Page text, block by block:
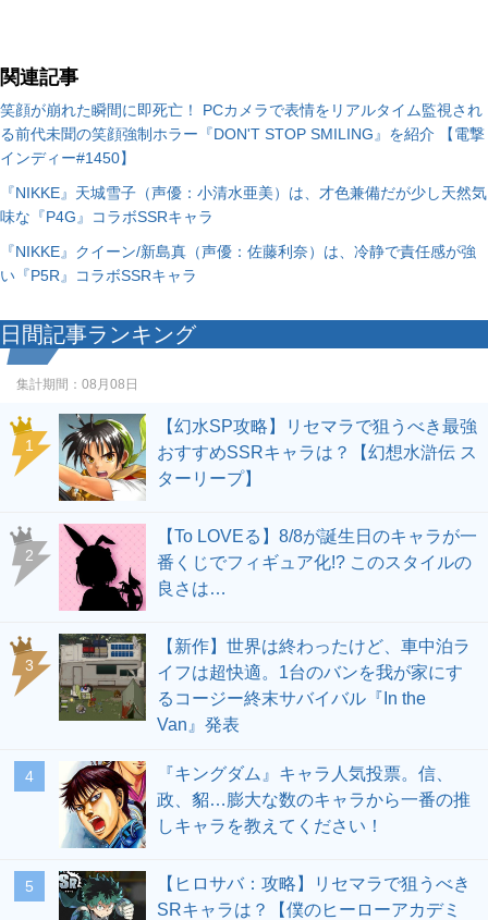
関連記事
笑顔が崩れた瞬間に即死亡！ PCカメラで表情をリアルタイム監視され
る前代未聞の笑顔強制ホラー『DON'T STOP SMILING』を紹介 【電撃
インディー#1450】
『NIKKE』天城雪子（声優：小清水亜美）は、才色兼備だが少し天然気
味な『P4G』コラボSSRキャラ
『NIKKE』クイーン/新島真（声優：佐藤利奈）は、冷静で責任感が強
い『P5R』コラボSSRキャラ
日間記事ランキング
集計期間： 08月08日
1
【幻水SP攻略】リセマラで狙うべき最強
おすすめSSRキャラは？【幻想水滸伝 ス
ターリープ】
2
【To LOVEる】8/8が誕生日のキャラが一
番くじでフィギュア化!? このスタイルの
良さは…
3
【新作】世界は終わったけど、車中泊ラ
イフは超快適。1台のバンを我が家にす
るコージー終末サバイバル『In the
Van』発表
4
『キングダム』キャラ人気投票。信、
政、貂…膨大な数のキャラから一番の推
しキャラを教えてください！
5
【ヒロサバ：攻略】リセマラで狙うべき
SRキャラは？【僕のヒーローアカデミ